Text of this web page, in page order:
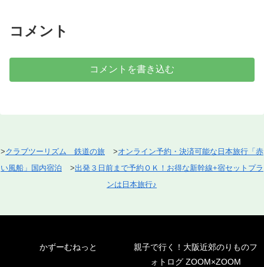
コメント
コメントを書き込む
>クラブツーリズム 鉄道の旅 >オンライン予約・決済可能な日本旅行「赤
い風船」国内宿泊
>出発３日前まで予約ＯＫ！お得な新幹線+宿セットプラ
ンは日本旅行♪
かずーむねっと
親子で行く！大阪近郊のりものフ
ォトログ ZOOM×ZOOM